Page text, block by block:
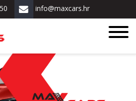
info@maxcars.hr